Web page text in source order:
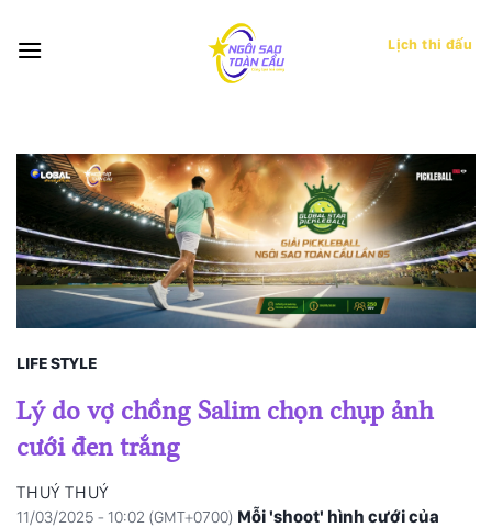
qua
Lịch thi đấu
LIFE STYLE
Lý do vợ chồng Salim chọn chụp ảnh
cưới đen trắng
THUÝ THUÝ
11/03/2025 - 10:02 (GMT+0700) Mỗi 'shoot' hình cưới của